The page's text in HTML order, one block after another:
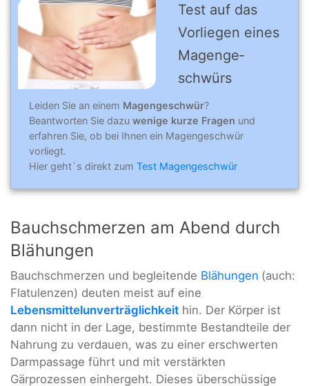
Test auf das
Vorliegen eines
Magen­ge­
schwürs
Leiden Sie an einem Magengeschwür?
Beantworten Sie dazu wenige kurze Fragen und
erfahren Sie, ob bei Ihnen ein Magengeschwür
vorliegt.
Hier geht`s direkt zum Test Magengeschwür
Bauchschmerzen am Abend durch
Blähungen
Bauchschmerzen und begleitende Blähungen (auch:
Flatulenzen) deuten meist auf eine
Lebensmittelunverträglichkeit hin. Der Körper ist
dann nicht in der Lage, bestimmte Bestandteile der
Nahrung zu verdauen, was zu einer erschwerten
Darmpassage führt und mit verstärkten
Gärprozessen einhergeht. Dieses überschüssige